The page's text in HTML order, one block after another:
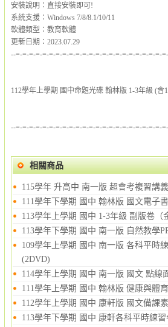
安裝說明：直接安裝即可!
系統支援：Windows 7/8/8.1/10/11
軟體類型：教育軟體
更新日期：2023.07.29
--=-=-=-=-=-=-=-=-=-=-=-=-=-=-=-=-=-=-=-=-=-=-
112學年上學期 國中命題光碟 翰林版 1-3年級 (
--=-=-=-=-=-=-=-=-=-=-=-=-=-=-=-=-=-=-=-=-=-=-
相關商品
115學年 升高中 南一版 超會考複習講
111學年下學期 國中 翰林版 國文電子
113學年上學期 國中 1-3年級 副版卷
113學年下學期 國中 南一版 自然教學
109學年上學期 國中 南一版 各科平時
(2DVD)
114學年上學期 國中 南一版 國文 點線
111學年上學期 國中 翰林版 健康與體
112學年上學期 國中 康軒版 國文備課
113學年下學期 國中 康軒各科平時練